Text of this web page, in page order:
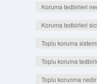
Koruma tedbirleri
Koruma tedbirleri
Toplu koruma
Toplu koruma
Toplu korunma nedir